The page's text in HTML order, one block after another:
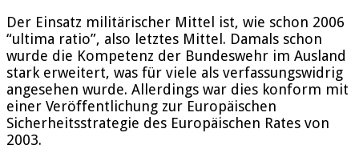
Der Einsatz militärischer Mittel ist, wie schon 2006
“ultima ratio”, also letztes Mittel. Damals schon
wurde die Kompetenz der Bundeswehr im Ausland
stark erweitert, was für viele als verfassungswidrig
angesehen wurde. Allerdings war dies konform mit
einer Veröffentlichung zur Europäischen
Sicherheitsstrategie des Europäischen Rates von
2003.